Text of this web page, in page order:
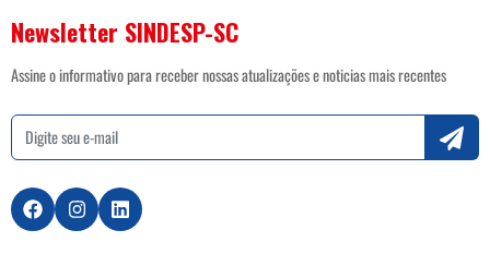
Newsletter SINDESP-SC
Assine o informativo para receber nossas atualizações e noticias mais recentes